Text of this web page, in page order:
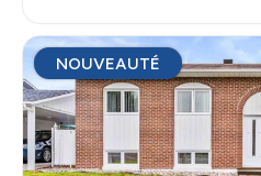
NOUVEAUTÉ